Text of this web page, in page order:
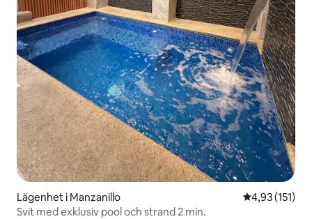
Lägenhet i Manzanillo 4,93 av 5 i
4,93 (151)
Svit med exklusiv pool och strand 2 min.